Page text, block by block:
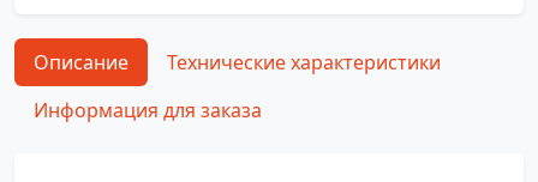
Описание
Технические характеристики
Информация для заказа